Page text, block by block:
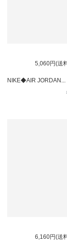
5,060円(送
NIKE◆AIR JORDAN...
6,160円(送